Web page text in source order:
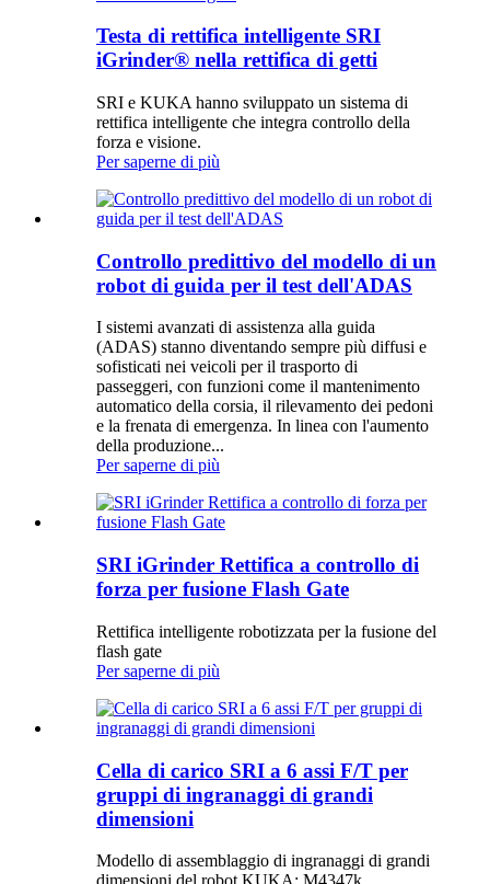
Testa di rettifica intelligente SRI
iGrinder® nella rettifica di getti
SRI e KUKA hanno sviluppato un sistema di
rettifica intelligente che integra controllo della
forza e visione.
Per saperne di più
Controllo predittivo del modello di un
robot di guida per il test dell'ADAS
I sistemi avanzati di assistenza alla guida
(ADAS) stanno diventando sempre più diffusi e
sofisticati nei veicoli per il trasporto di
passeggeri, con funzioni come il mantenimento
automatico della corsia, il rilevamento dei pedoni
e la frenata di emergenza. In linea con l'aumento
della produzione...
Per saperne di più
SRI iGrinder Rettifica a controllo di
forza per fusione Flash Gate
Rettifica intelligente robotizzata per la fusione del
flash gate
Per saperne di più
Cella di carico SRI a 6 assi F/T per
gruppi di ingranaggi di grandi
dimensioni
Modello di assemblaggio di ingranaggi di grandi